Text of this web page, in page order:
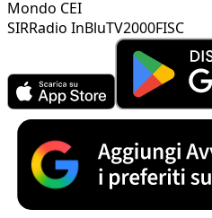
Mondo CEI
SIRRadio InBluTV2000FISC